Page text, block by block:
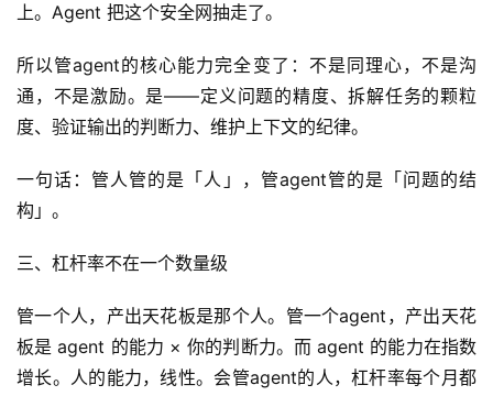
上。Agent 把这个安全网抽走了。
所以管agent的核心能力完全变了：不是同理心，不是沟
通，不是激励。是——定义问题的精度、拆解任务的颗粒
度、验证输出的判断力、维护上下文的纪律。
一句话：管人管的是「人」，管agent管的是「问题的结
构」。
三、杠杆率不在一个数量级
管一个人，产出天花板是那个人。管一个agent，产出天花
板是 agent 的能力 × 你的判断力。而 agent 的能力在指数
增长。人的能力，线性。会管agent的人，杠杆率每个月都